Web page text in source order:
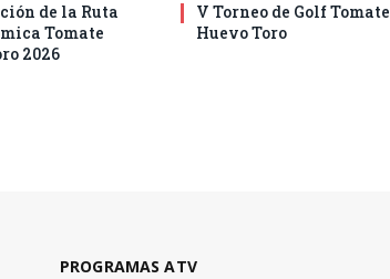
de la Ruta
Tomate
2026
V Torneo de Golf Tomate
Huevo Toro
PROGRAMAS ATV